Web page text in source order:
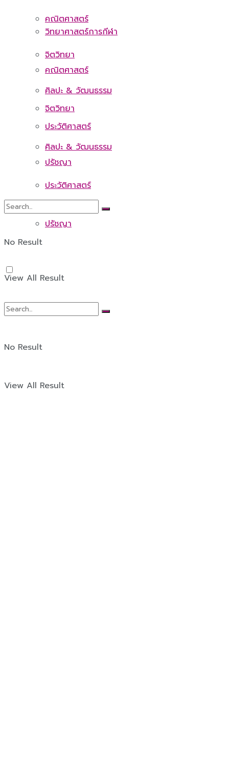
วิทยาศาสตร์การกีฬา
คณิตศาสตร์
จิตวิทยา
ศิลปะ & วัฒนธรรม
ประวัติศาสตร์
ปรัชญา
No Result
View All Result
คณิตศาสตร์
จิตวิทยา
ศิลปะ & วัฒนธรรม
ประวัติศาสตร์
ปรัชญา
No Result
View All Result